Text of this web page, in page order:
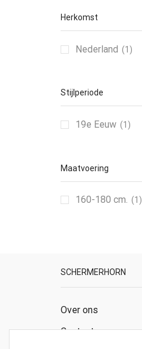
Herkomst
Nederland (1)
Stijlperiode
19e Eeuw (1)
Maatvoering
160-180 cm. (1)
SCHERMERHORN
Over ons
Contact